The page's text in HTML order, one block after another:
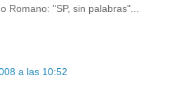
Romano: "SP, sin palabras"...
a las 10:52